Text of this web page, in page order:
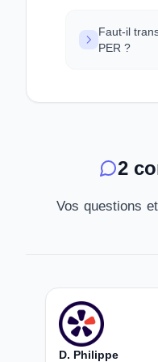
Faut-il
PER ?
2
Vos questions
D. Philippe